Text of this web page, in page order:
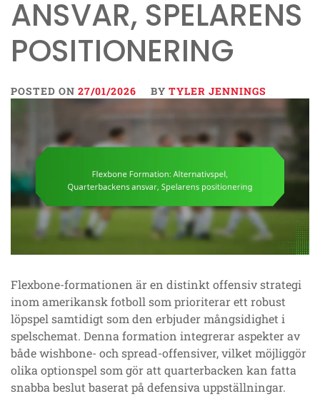
ANSVAR, SPELARENS
POSITIONERING
POSTED ON 27/01/2026 BY TYLER JENNINGS
Flexbone-formationen är en distinkt offensiv strategi
inom amerikansk fotboll som prioriterar ett robust
löpspel samtidigt som den erbjuder mångsidighet i
spelschemat. Denna formation integrerar aspekter av
både wishbone- och spread-offensiver, vilket möjliggör
olika optionspel som gör att quarterbacken kan fatta
snabba beslut baserat på defensiva uppställningar.